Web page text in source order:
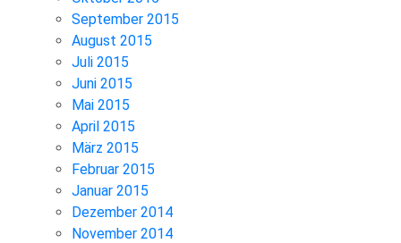
September 2015
August 2015
Juli 2015
Juni 2015
Mai 2015
April 2015
März 2015
Februar 2015
Januar 2015
Dezember 2014
November 2014